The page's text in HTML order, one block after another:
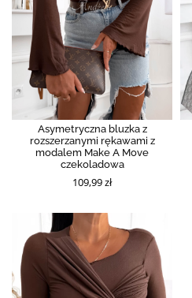
Asymetryczna bluzka z
rozszerzanymi rękawami z
modalem Make A Move
czekoladowa
109,99 zł